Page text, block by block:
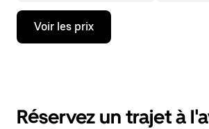
Appuyez
la
ouvrir
Voir les prix
Réservez un trajet à